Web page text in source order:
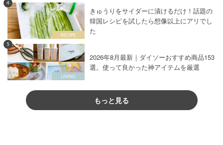
4
きゅうりをサイダーに漬けるだけ！話題の
韓国レシピを試したら想像以上にアリでし
た
5
2026年8月最新｜ダイソーおすすめ商品153
選。使って良かった神アイテムを厳選
もっと見る